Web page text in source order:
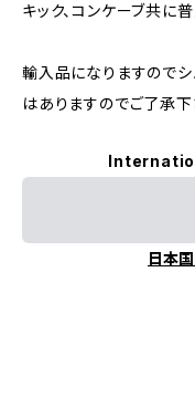
キック、コンケーブ共に
輸入品になりますのでシ
はありますのでご了承下
日本